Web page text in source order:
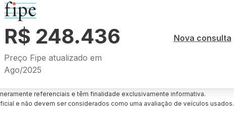
R$ 248.436
Preço Fipe atualizado em
Ago/2025
Nova consulta
referenciais e têm finalidade exclusivamente informativa.
e não devem ser considerados como uma avaliação de veículos usados.